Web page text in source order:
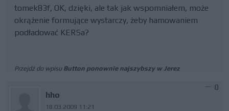
tomek83f, OK, dzięki, ale tak jak wspomniałem, może
okrążenie formujące wystarczy, żeby hamowaniem
podładować KERSa?
Przejdź do wpisu Button ponownie najszybszy w Jerez
hho
18.03.2009 11:21
0